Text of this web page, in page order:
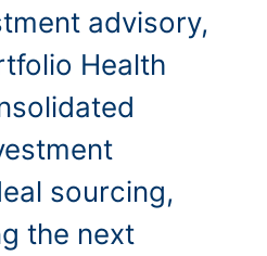
advisory,
Health
sourcing,
the next